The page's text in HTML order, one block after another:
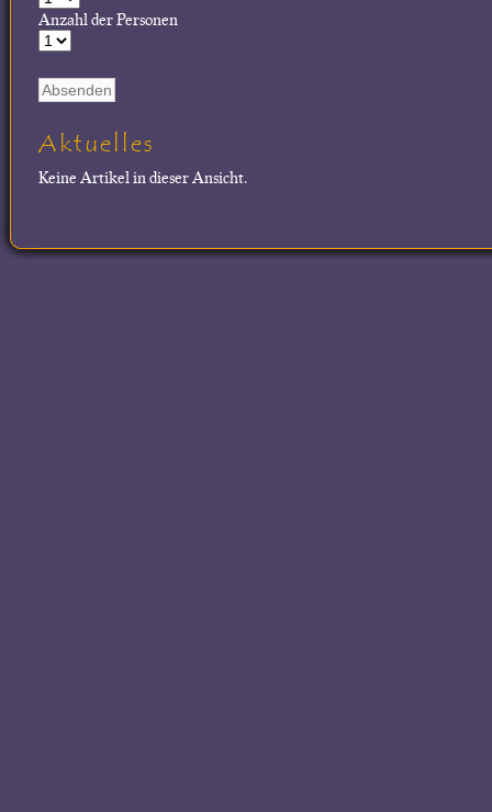
Anzahl der Personen
Aktuelles
Keine Artikel in dieser Ansicht.